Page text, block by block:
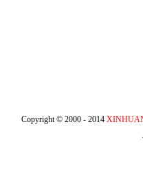
Copyright © 2000 - 2014